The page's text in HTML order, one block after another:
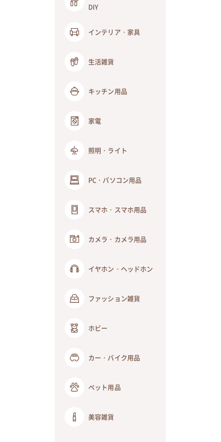
DIY
インテリア・家具
生活雑貨
キッチン用品
家電
照明・ライト
PC・パソコン用品
スマホ・スマホ用品
カメラ・カメラ用品
イヤホン・ヘッドホン
ファッション雑貨
ホビー
カー・バイク用品
ペット用品
美容雑貨